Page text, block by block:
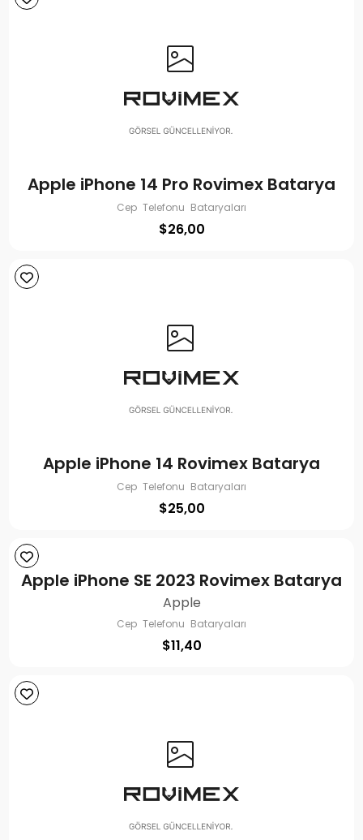
Apple iPhone 14 Pro Rovimex Batarya
Cep Telefonu Bataryaları
$26,00
Apple iPhone 14 Rovimex Batarya
Cep Telefonu Bataryaları
$25,00
Apple iPhone SE 2023 Rovimex Batarya
Apple
Cep Telefonu Bataryaları
$11,40